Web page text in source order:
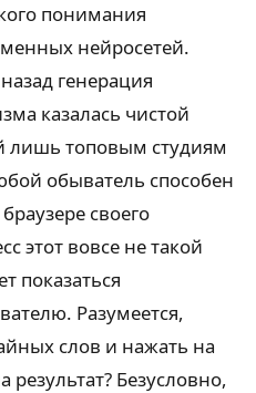
понимания
нейросетей.
генерация
казалась чистой
лишь топовым студиям
обыватель способен
своего
этот вовсе не такой
показаться
Разумеется,
слов и нажать на
Безусловно,